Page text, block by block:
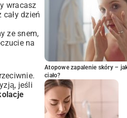
wracasz
dzień
ze snem,
na
jeśli
Atopowe zapalenie skóry –
ciało?